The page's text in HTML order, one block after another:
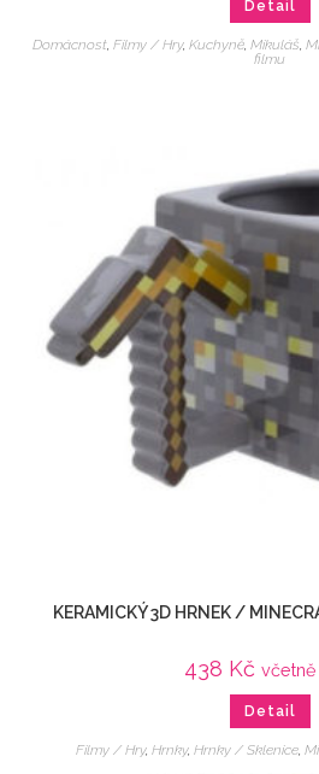
Detail
Domácnost, Filmy / Hry, Kuchyně, Mikuláš,
filmu
KERAMICKÝ 3D HRNEK /
438 Kč včetně
Detail
Filmy / Hry, Hrnky, Hrnky / Sklenice,